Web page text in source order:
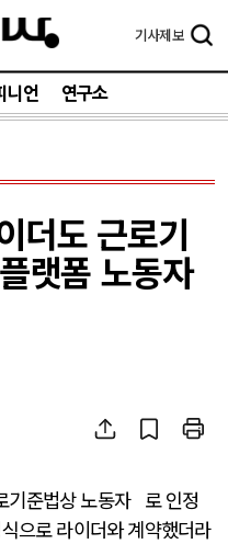
기사제보
니언 연구소
더도 근로기
랫폼 노동자
기준법상 노동자 로 인정
으로 라이더와 계약했더라